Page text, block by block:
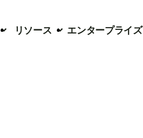
リソース エンタープライズ